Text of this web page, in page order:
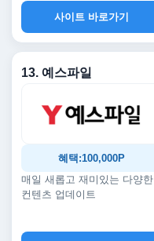
사이트 바로가기
13. 예스파일
혜택:100,000P
매일 새롭고 재미있는 다양한
컨텐츠 업데이트